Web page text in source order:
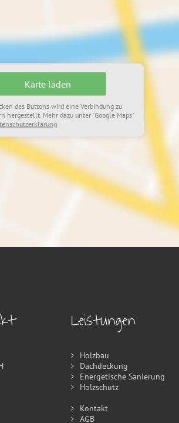
Karte laden
des Buttons wird eine Verbindung zu
hergestellt. Mehr dazu unter "Google Maps"
Leistungen
Holzbau
Dachdeckung
Energetische Sanierung
Holzschutz
Kontakt
AGB